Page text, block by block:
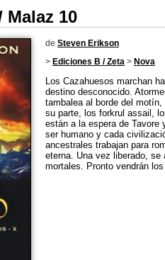
10
de Steven Erikson
> Ediciones B / Zeta > Nova
Los Cazahuesos marchan
destino desconocido.
tambalea al borde del
su parte, los forkrul assail,
están a la espera de
ser humano y cada
ancestrales trabajan para
eterna. Una vez liberado, se
mortales. Pronto vendrán